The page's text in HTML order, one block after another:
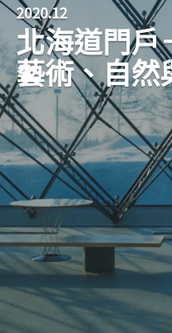
2020.12
北海道門戶
藝術、自然